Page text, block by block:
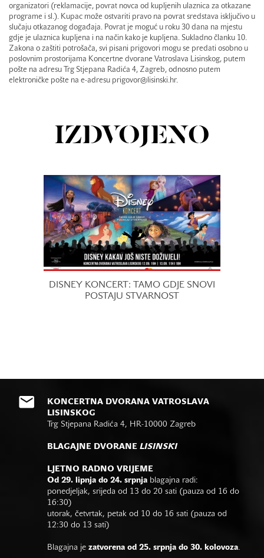
organizatori (reklamacije, povrat novca od kupljenih ulaznica za otkazane
programe i sl.). Kupac može ostvariti pravo na povrat sredstava isključivo u
slučaju otkazanog događaja. Povrat je moguć u roku 30 dana na mjestu
gdje je ulaznica kupljena i na način kako je kupljena. Sukladno članku 10.
Zakona o zaštiti potrošača, svi pisani prigovori mogu se predati osobno u
poslovnim prostorijama Koncertne dvorane Vatroslava Lisinskog, putem
pošte na adresu Trg Stjepana Radića 4, Zagreb, odnosno putem
elektroničke pošte na e-adresu prigovor@lisinski.hr.
IZDVOJENO
DISNEY KONCERT: TAMO GDJE SNOVI
POSTAJU STVARNOST
KONCERTNA DVORANA VATROSLAVA
LISINSKOG
Trg Stjepana Radića 4, HR-10000 Zagreb
BLAGAJNE DVORANE LISINSKI
LJETNO RADNO VRIJEME
Od 29. lipnja do 24. srpnja blagajna radi:
ponedjeljak, srijeda od 13 do 20 sati (pauza od 16 do
16:30)
utorak, četvrtak, petak od 10 do 16 sati (pauza od
12:30 do 13 sati)
Blagajna je zatvorena od 25. srpnja do 30. kolovoza.